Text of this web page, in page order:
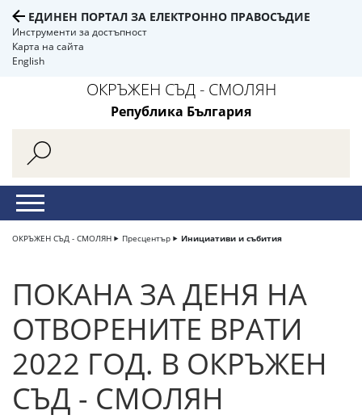
ЕДИНЕН ПОРТАЛ ЗА ЕЛЕКТРОННО ПРАВОСЪДИЕ
Инструменти за достъпност
Карта на сайта
English
ОКРЪЖЕН СЪД - СМОЛЯН
Република България
ОКРЪЖЕН СЪД - СМОЛЯН Пресцентър Инициативи и събития
ПОКАНА ЗА ДЕНЯ НА
ОТВОРЕНИТЕ ВРАТИ
2022 ГОД. В ОКРЪЖЕН
СЪД - СМОЛЯН